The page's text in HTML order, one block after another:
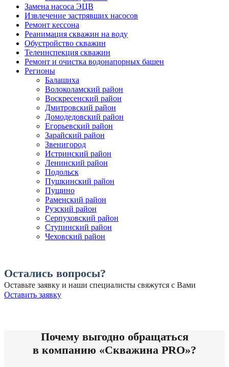
Замена насоса ЭЦВ
Извлечение застрявших насосов
Ремонт кессона
Реанимация скважин на воду
Обустройство скважин
Телеинспекция скважин
Ремонт и очистка водонапорных башен
Регионы
Балашиха
Волоколамский район
Воскресенский район
Дмитровский район
Домодедовский район
Егорьевский район
Зарайский район
Звенигород
Истринский район
Ленинский район
Подольск
Пушкинский район
Пущино
Раменский район
Рузский район
Серпуховский район
Ступинский район
Чеховский район
Остались вопросы?
Оставьте заявку и наши специалисты свяжутся с Вами
Оставить заявку
Почему выгодно обращаться
в компанию «Скважина PRO»?